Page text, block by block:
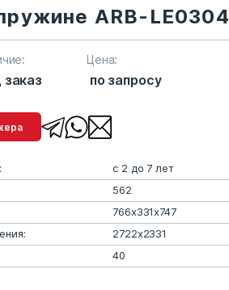
ARB-LE0304
Цена:
по запросу
с 2 до 7 лет
562
766х331х747
2722х2331
40